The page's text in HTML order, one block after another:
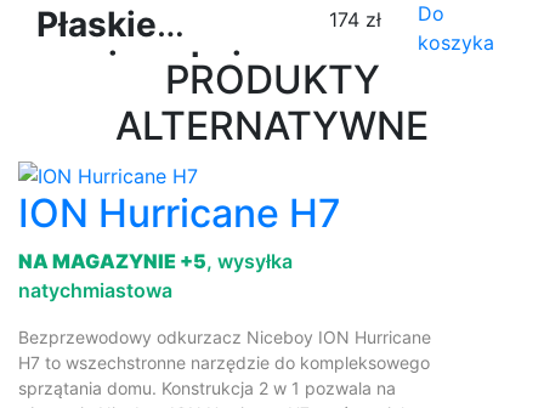
Płaskie
powierzchnie
grillowania
ION
Grillmaster
174 zł
Do
koszyka
PRODUKTY
ALTERNATYWNE
ION Hurricane H7
NA MAGAZYNIE +5, wysyłka
natychmiastowa
Bezprzewodowy odkurzacz Niceboy ION Hurricane
H7 to wszechstronne narzędzie do kompleksowego
sprzątania domu. Konstrukcja 2 w 1 pozwala na